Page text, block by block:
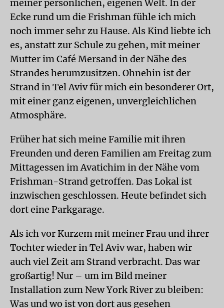
meiner persönlichen, eigenen Welt. In der
Ecke rund um die Frishman fühle ich mich
noch immer sehr zu Hause. Als Kind liebte ich
es, anstatt zur Schule zu gehen, mit meiner
Mutter im Café Mersand in der Nähe des
Strandes herumzusitzen. Ohnehin ist der
Strand in Tel Aviv für mich ein besonderer Ort,
mit einer ganz eigenen, unvergleichlichen
Atmosphäre.
Früher hat sich meine Familie mit ihren
Freunden und deren Familien am Freitag zum
Mittagessen im Avatichim in der Nähe vom
Frishman-Strand getroffen. Das Lokal ist
inzwischen geschlossen. Heute befindet sich
dort eine Parkgarage.
Als ich vor Kurzem mit meiner Frau und ihrer
Tochter wieder in Tel Aviv war, haben wir
auch viel Zeit am Strand verbracht. Das war
großartig! Nur – um im Bild meiner
Installation zum New York River zu bleiben:
Was und wo ist von dort aus gesehen